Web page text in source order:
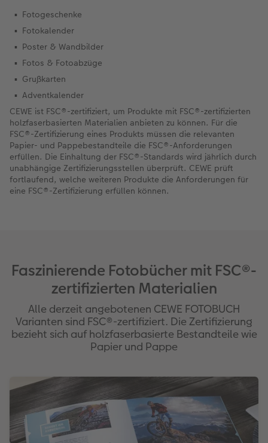
Fotogeschenke
Fotokalender
Poster & Wandbilder
Fotos & Fotoabzüge
Grußkarten
Adventkalender
CEWE ist FSC®-zertifiziert, um Produkte mit FSC®-zertifizierten
holzfaserbasierten Materialien anbieten zu können. Für die
FSC®-Zertifizierung eines Produkts müssen die relevanten
Papier- und Pappebestandteile die FSC®-Anforderungen
erfüllen. Die Einhaltung der FSC®-Standards wird jährlich durch
unabhängige Zertifizierungsstellen überprüft. CEWE prüft
fortlaufend, welche weiteren Produkte die Anforderungen für
eine FSC®-Zertifizierung erfüllen können.
Faszinierende Fotobücher mit FSC®-
zertifizierten Materialien
Alle derzeit angebotenen CEWE FOTOBUCH
Varianten sind FSC®-zertifiziert. Die Zertifizierung
bezieht sich auf holzfaserbasierte Bestandteile wie
Papier und Pappe